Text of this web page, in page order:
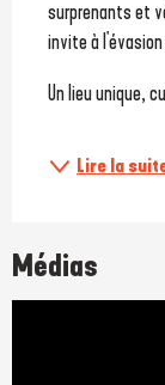
surprenants et
invite à l'évasion
Un lieu unique,
Lire la
Médias